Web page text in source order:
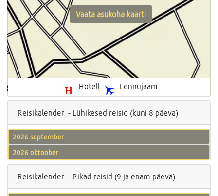
-Hotell -Lennujaam
Vaata asukoha kaarti
Reisikalender - Lühikesed reisid (kuni 8 päeva)
2026 september
2026 oktoober
Reisikalender - Pikad reisid (9 ja enam päeva)